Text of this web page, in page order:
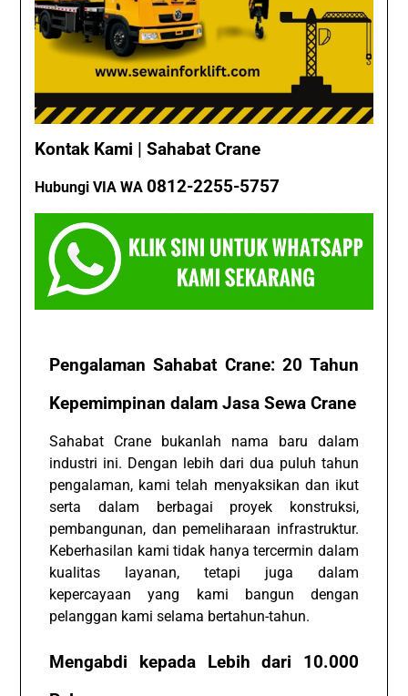
Kontak Kami | Sahabat Crane
Hubungi VIA WA0812-2255-5757
Pengalaman Sahabat Crane: 20 Tahun
Kepemimpinan dalam Jasa Sewa Crane
Sahabat Crane bukanlah nama baru dalam
industri ini. Dengan lebih dari dua puluh tahun
pengalaman, kami telah menyaksikan dan ikut
serta dalam berbagai proyek konstruksi,
pembangunan, dan pemeliharaan infrastruktur.
Keberhasilan kami tidak hanya tercermin dalam
kualitas layanan, tetapi juga dalam
kepercayaan yang kami bangun dengan
pelanggan kami selama bertahun-tahun.
Mengabdi kepada Lebih dari 10.000